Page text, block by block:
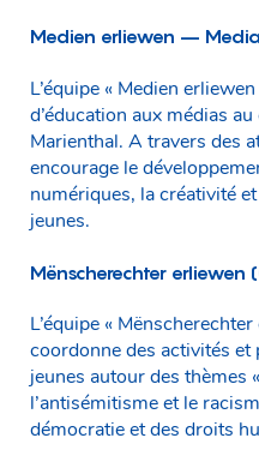
Medien erliewen –
L’équipe « Medien
d’éducation aux médias
Marienthal. A travers des
encourage le
numériques, la créativité
jeunes.
Mënscherechter erliewen
L’équipe «
coordonne des activités et
jeunes autour des thèmes
l’antisémitisme et le
démocratie et des droits